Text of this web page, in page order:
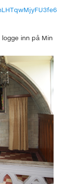
logge inn på Min